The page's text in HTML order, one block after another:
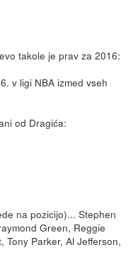
takole je prav za 2016:
v ligi NBA izmed vseh
od Dragića:
na pozicijo)... Stephen
Green, Reggie
Tony Parker, Al Jefferson,